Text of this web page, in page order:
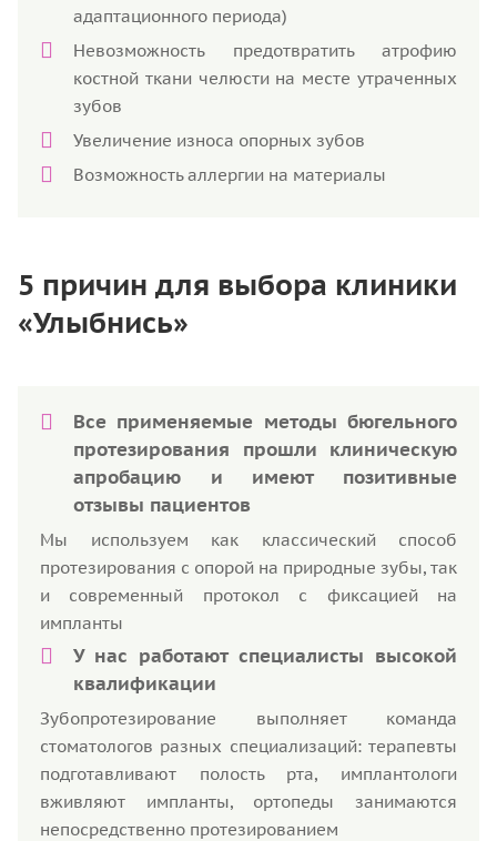
адаптационного периода)
Невозможность предотвратить атрофию
костной ткани челюсти на месте утраченных
зубов
Увеличение износа опорных зубов
Возможность аллергии на материалы
5 причин для выбора клиники
«Улыбнись»
Все применяемые методы бюгельного
протезирования прошли клиническую
апробацию и имеют позитивные
отзывы пациентов
Мы используем как классический способ
протезирования с опорой на природные зубы, так
и современный протокол с фиксацией на
импланты
У нас работают специалисты высокой
квалификации
Зубопротезирование выполняет команда
стоматологов разных специализаций: терапевты
подготавливают полость рта, имплантологи
вживляют импланты, ортопеды занимаются
непосредственно протезированием